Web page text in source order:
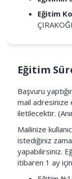
Eğitim
Eğitim
Başvuru
mail adresinize
iletilecektir.
Mailinize
istediğiniz
yapabilirsiniz.
itibaren 1 ay